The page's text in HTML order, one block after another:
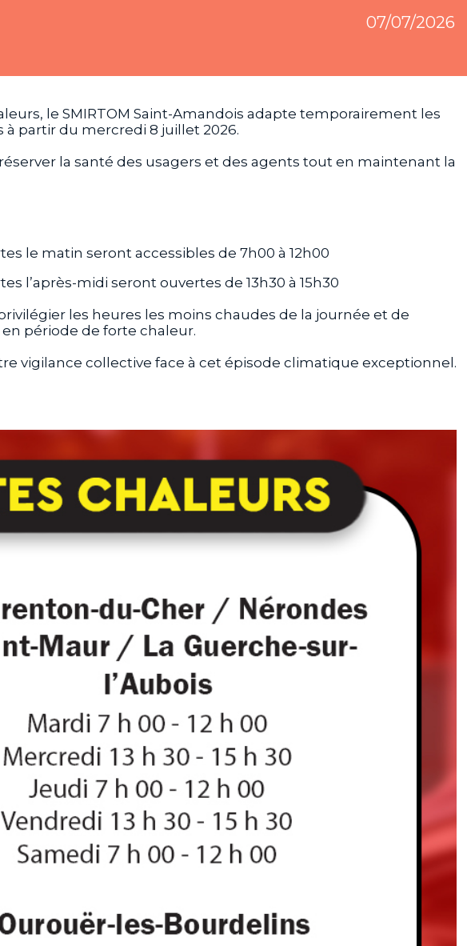
07/07/2026
, le SMIRTOM Saint-Amandois adapte temporairement les
à partir du mercredi 8 juillet 2026.
la santé des usagers et des agents tout en maintenant la
le matin seront accessibles de 7h00 à 12h00
l’après-midi seront ouvertes de 13h30 à 15h30
les heures les moins chaudes de la journée et de
période de forte chaleur.
vigilance collective face à cet épisode climatique exceptionnel.